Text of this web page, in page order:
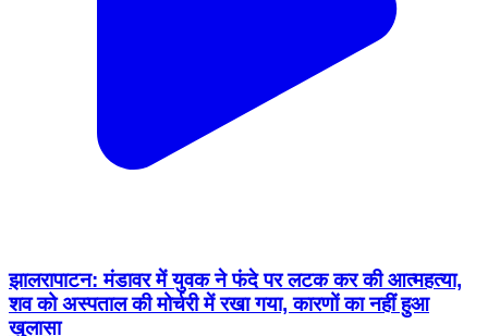
झालरापाटन: मंडावर में युवक ने फंदे पर लटक कर की आत्महत्या,
शव को अस्पताल की मोर्चरी में रखा गया, कारणों का नहीं हुआ
खुलासा